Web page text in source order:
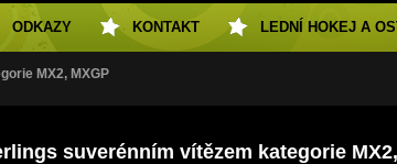
MX2, MXGP
suverénním vítězem kategorie MX2,
ODKAZY KONTAKT LEDNÍ HOKEJ A